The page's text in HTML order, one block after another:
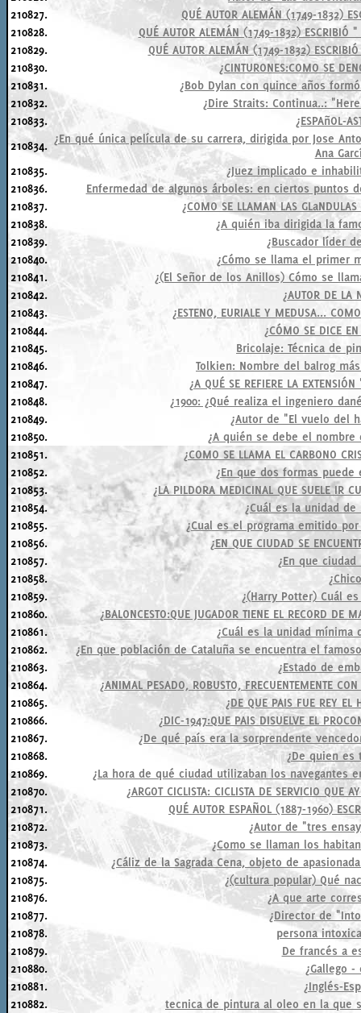
210827.
QUÉ AUTOR ALEMÁN (1749-1832)
210828.
QUÉ AUTOR ALEMÁN (1749-1832) ESCRIBIÓ
210829.
QUÉ AUTOR ALEMÁN (1749-1832)
210830.
¿CINTURONES:COMO SE
210831.
¿Bob Dylan con quince años
210832.
¿Dire Straits: Continua..:
210833.
¿ESPAñOL-
210834. ¿En qué única película de su carrera, dirigida por Jose
Ana
210835.
¿Juez implicado e
210836.
Enfermedad de algunos árboles: en ciertos puntos
210837.
¿COMO SE LLAMAN LAS
210838.
¿A quién iba dirigida la
210839.
¿Buscador líder
210840.
¿Cómo se llama el primer
210841.
¿(El Señor de los Anillos) Cómo se
210842.
¿AUTOR DE LA
210843.
¿ESTENO, EURIALE Y MEDUSA...
210844.
¿CÓMO SE DICE
210845.
Bricolaje: Técnica de
210846.
Tolkien: Nombre del balrog
210847.
¿A QUÉ SE REFIERE LA
210848.
¿1900: ¿Qué realiza el ingeniero
210849.
¿Autor de "El vuelo del
210850.
¿A quién se debe el
210851.
¿COMO SE LLAMA EL CARBONO
210852.
¿En que dos formas
210853.
¿LA PILDORA MEDICINAL QUE SUELE IR
210854.
¿Cuál es la unidad de
210855.
¿Cual es el programa emitido
210856.
¿EN QUE CIUDAD SE
210857.
¿En que
210858.
210859.
¿(Harry Potter) Cuál
210860.
¿BALONCESTO:QUE JUGADOR TIENE EL RECORD DE
210861.
¿Cuál es la unidad
210862.
¿En que población de Cataluña se encuentra el
210863.
¿Estado de
210864.
¿ANIMAL PESADO, ROBUSTO, FRECUENTEMENTE
210865.
¿DE QUE PAIS FUE REY EL
210866.
¿DIC-1947:QUE PAIS DISUELVE EL
210867.
¿De qué país era la sorprendente
210868.
¿De quien
210869.
¿La hora de qué ciudad utilizaban los navegantes
210870.
¿ARGOT CICLISTA: CICLISTA DE SERVICIO QUE
210871.
QUÉ AUTOR ESPAÑOL (1887-1960)
210872.
¿Autor de "tres
210873.
¿Como se llaman los
210874.
¿Cáliz de la Sagrada Cena, objeto de
210875.
¿(cultura popular) Qué
210876.
¿A que arte
210877.
¿Director de
210878.
persona
210879.
De francés a
210880.
¿Gallego
210881.
¿Inglés-
210882.
tecnica de pintura al oleo en la que